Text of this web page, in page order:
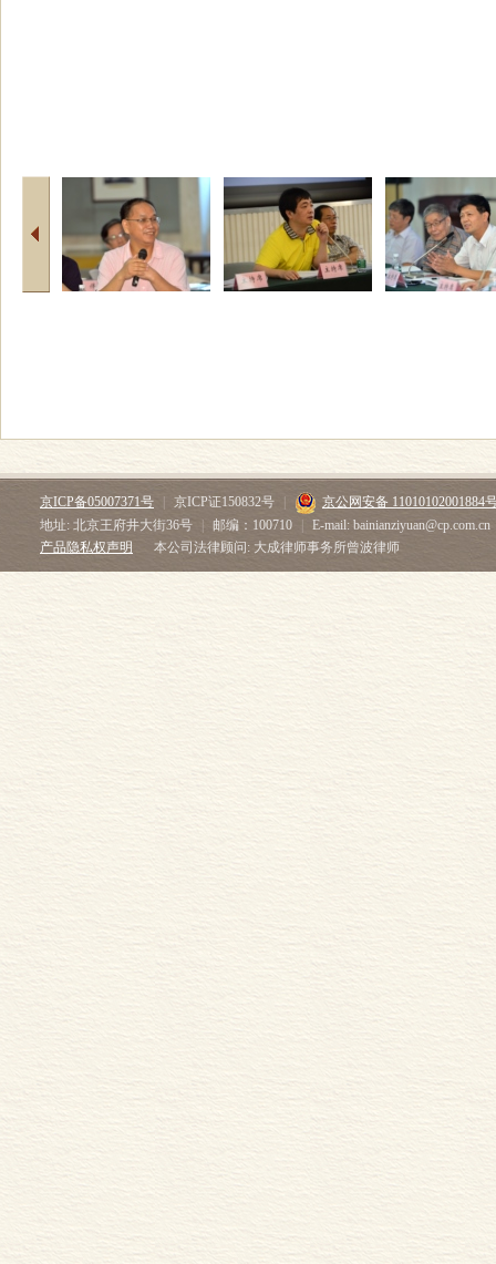
京ICP备05007371号 京ICP证150832号
京公网安备 11010102001884
地址: 北京王府井大街36号
邮编：100710
E-mail: bainianziyuan@cp.com.cn
产品隐私权声明
本公司法律顾问: 大成律师事务所曾波律师